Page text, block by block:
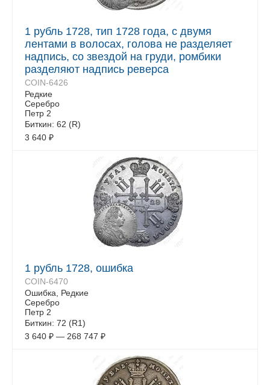
1 рубль 1728, тип 1728 года, с двумя
лентами в волосах, голова не разделяет
надпись, со звездой на груди, ромбики
разделяют надпись реверса
COIN-6426
Редкие
Серебро
Петр 2
Биткин: 62 (R)
3 640 ₽
1 рубль 1728, ошибка
COIN-6470
Ошибка, Редкие
Серебро
Петр 2
Биткин: 72 (R1)
3 640 ₽ — 268 747 ₽